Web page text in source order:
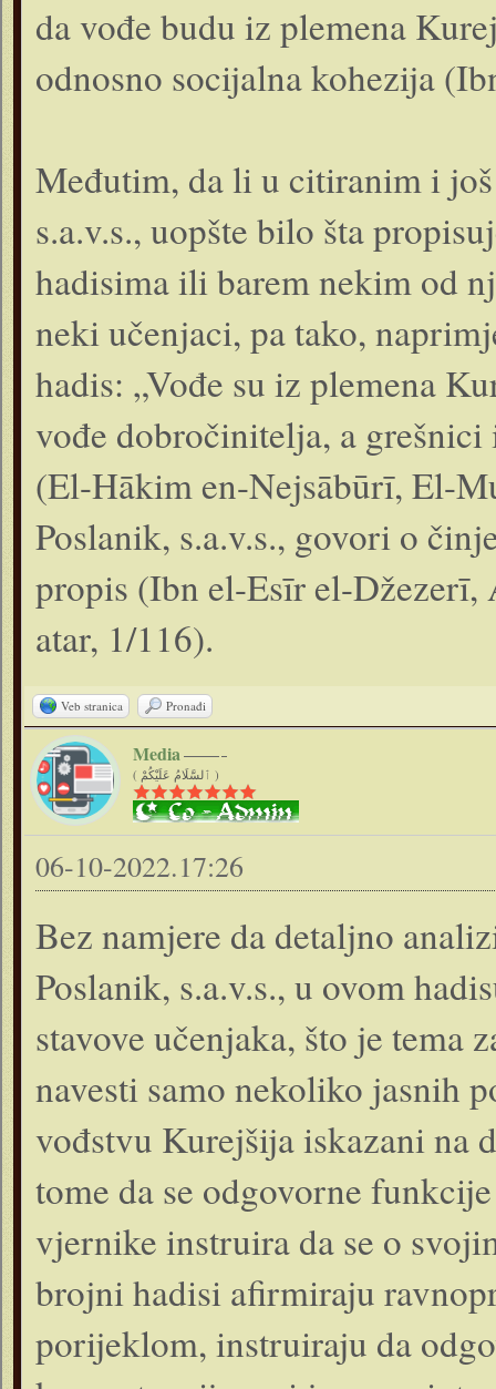
da vođe budu iz plemena
odnosno socijalna kohezija
Međutim, da li u citiranim i
s.a.v.s., uopšte bilo šta
hadisima ili barem nekim od
neki učenjaci, pa tako,
hadis: „Vođe su iz plemena
vođe dobročinitelja, a grešnici
(El-Hākim en-Nejsābūrī, El-
Poslanik, s.a.v.s., govori o
propis (Ibn el-Esīr el-
atar, 1/116).
Veb stranica Pronađi
Media
( ٱلسَّلَامُ عَلَيْكُمْ )
06-10-2022.17:26
Bez namjere da detaljno
Poslanik, s.a.v.s., u ovom
stavove učenjaka, što je tema
navesti samo nekoliko jasnih
vođstvu Kurejšija iskazani na
tome da se odgovorne
vjernike instruira da se o
brojni hadisi afirmiraju
porijeklom, instruiraju da